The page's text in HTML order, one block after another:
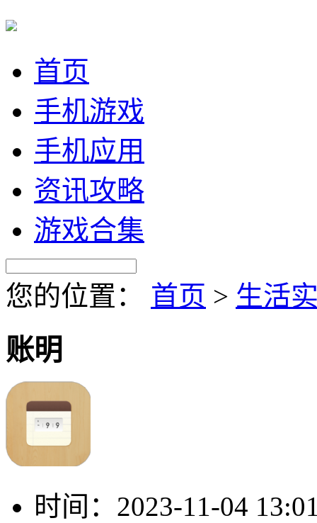
首页
手机游戏
手机应用
资讯攻略
游戏合集
您的位置： 首页 > 生活
账明
时间： 2023-11-04